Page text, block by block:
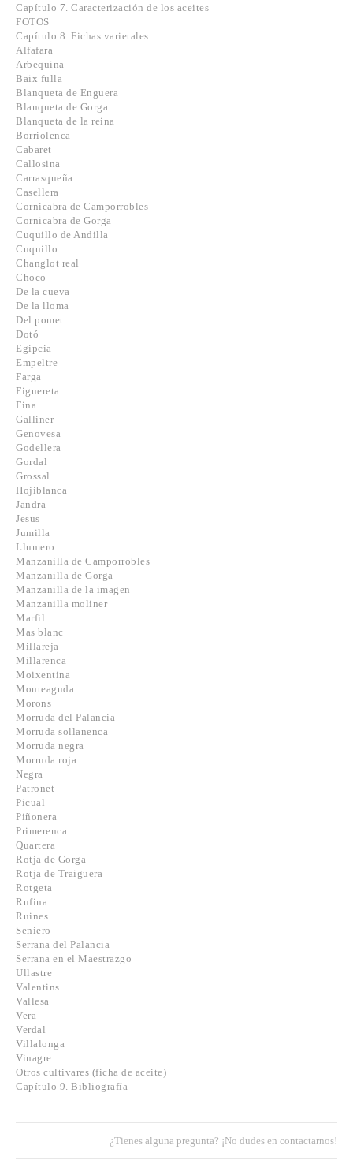
Capítulo 7. Caracterización de los aceites
FOTOS
Capítulo 8. Fichas varietales
Alfafara
Arbequina
Baix fulla
Blanqueta de Enguera
Blanqueta de Gorga
Blanqueta de la reina
Borriolenca
Cabaret
Callosina
Carrasqueña
Casellera
Cornicabra de Camporrobles
Cornicabra de Gorga
Cuquillo de Andilla
Cuquillo
Changlot real
Choco
De la cueva
De la lloma
Del pomet
Dotó
Egipcia
Empeltre
Farga
Figuereta
Fina
Galliner
Genovesa
Godellera
Gordal
Grossal
Hojiblanca
Jandra
Jesus
Jumilla
Llumero
Manzanilla de Camporrobles
Manzanilla de Gorga
Manzanilla de la imagen
Manzanilla moliner
Marfil
Mas blanc
Millareja
Millarenca
Moixentina
Monteaguda
Morons
Morruda del Palancia
Morruda sollanenca
Morruda negra
Morruda roja
Negra
Patronet
Picual
Piñonera
Primerenca
Quartera
Rotja de Gorga
Rotja de Traiguera
Rotgeta
Rufina
Ruines
Seniero
Serrana del Palancia
Serrana en el Maestrazgo
Ullastre
Valentins
Vallesa
Vera
Verdal
Villalonga
Vinagre
Otros cultivares (ficha de aceite)
Capítulo 9. Bibliografía
¿Tienes alguna pregunta? ¡No dudes en contactarnos!